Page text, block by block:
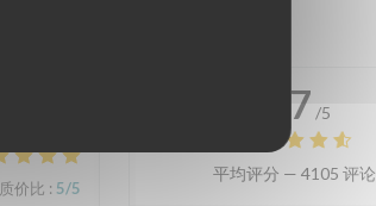
质价比 : 5/5
4.7 /5
平均评分 — 4105 评论